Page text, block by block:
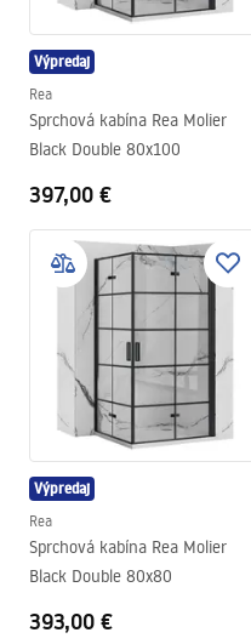
Výpredaj
Rea
Sprchová kabína Rea Molier
Black Double 80x100
397,00 €
Výpredaj
Rea
Sprchová kabína Rea Molier
Black Double 80x80
393,00 €